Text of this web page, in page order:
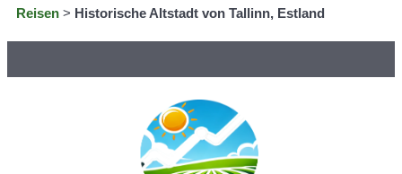
Reisen > Historische Altstadt von Tallinn, Estland